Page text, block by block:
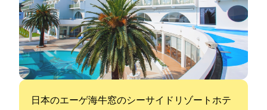
日本のエーゲ海牛窓のシーサイドリゾートホテ